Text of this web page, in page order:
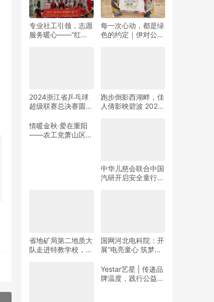
专业社工引领，志愿
服务暖心——“红心”
每一次心动，都是绿
色的约定｜伊对公益
2024浙江省乒乓球
超级联赛总决赛圆满
跑步倒影西湖畔，佳
人倩影映碧波 2024
情暖金秋·爱在重阳
——农工党萧山区基
中华儿慈会联合中国
汽研开启安全童行公
省地矿局第二地质大
队走进特教学校，暖
国网河北电科院：开
展“电亮童心 筑梦未
Yestar艺星 | 传递品
牌温度，践行公益之